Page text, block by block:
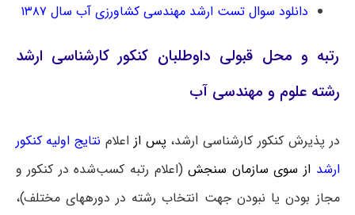
دانلود سوال تست ارشد مهندسی کشاورزی آب سال ۱۳۸۷
رتبه و محل قبولی داوطلبان کنکور کارشناسی ارشد
رشته علوم و مهندسی آب
در پذیرش کنکور کارشناسی ارشد، پس از اعلام نتایج اولیه کنکور
ارشد از سوی سازمان سنجش(اعلام رتبه کسب‌شده در کنکور و
مجاز بودن یا نبودن جهت انتخاب رشته در دوره‎های مختلف)،